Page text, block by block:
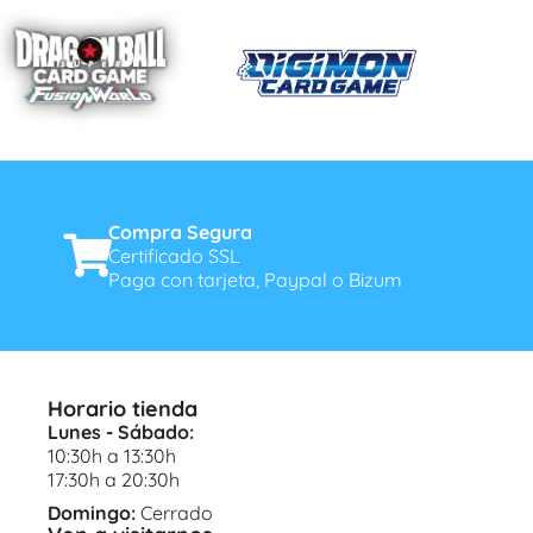
Compra Segura
Certificado SSL
Paga con tarjeta, Paypal o Bizum
Horario tienda
Lunes - Sábado:
10:30h a 13:30h
17:30h a 20:30h
Domingo: Cerrado